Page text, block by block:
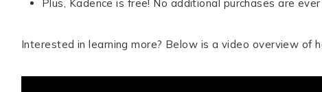
Instagram
Pinterest LinkedIn
Plus, Kadence is free! No additional purchases are
Interested in learning more? Below is a video overview of